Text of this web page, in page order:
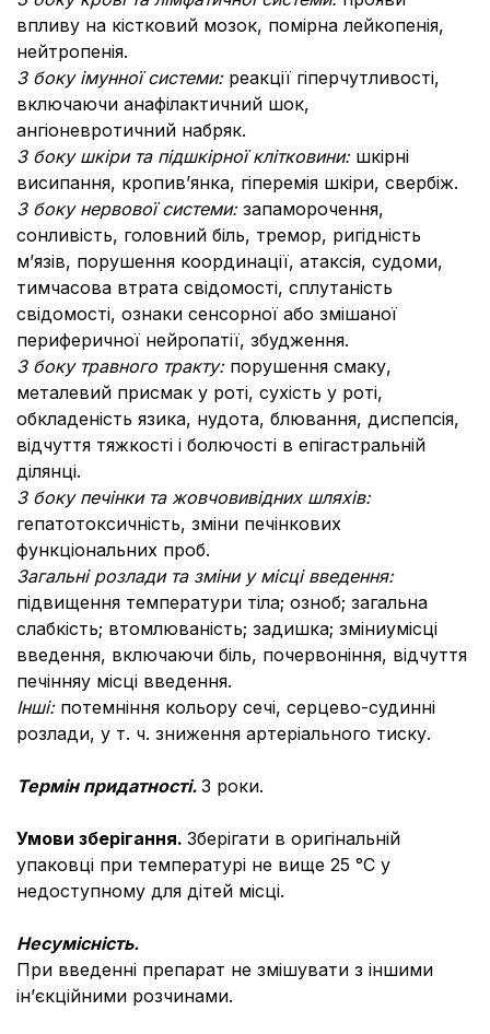
впливу на кістковий мозок, помірна лейкопенія,
нейтропенія.
З боку імунної системи: реакції гіперчутливості,
включаючи анафілактичний шок,
ангіоневротичний набряк.
З боку шкіри та підшкірної клітковини: шкірні
висипання, кропив’янка, гіперемія шкіри, свербіж.
З боку нервової системи: запаморочення,
сонливість, головний біль, тремор, ригідність
м’язів, порушення координації, атаксія, судоми,
тимчасова втрата свідомості, сплутаність
свідомості, ознаки сенсорної або змішаної
периферичної нейропатії, збудження.
З боку травного тракту: порушення смаку,
металевий присмак у роті, сухість у роті,
обкладеність язика, нудота, блювання, диспепсія,
відчуття тяжкості і болючості в епігастральній
ділянці.
З боку печінки та жовчовивідних шляхів:
гепатотоксичність, зміни печінкових
функціональних проб.
Загальні розлади та зміни у місці введення:
підвищення температури тіла; озноб; загальна
слабкість; втомлюваність; задишка; зміниyмісці
введення, включаючи біль, почервоніння, відчуття
печінняy місці введення.
Інші: потемніння кольору сечі, серцево-судинні
розлади, у т. ч. зниження артеріального тиску.
Термін придатності. 3 роки.
Умови зберігання. Зберігати в оригінальній
упаковці при температурі не вище 25 °C у
недоступному для дітей місці.
Несумісність.
При введенні препарат не змішувати з іншими
ін’єкційними розчинами.